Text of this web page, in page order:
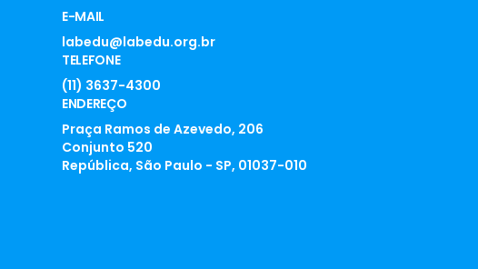
E-MAIL
labedu@labedu.org.br
TELEFONE
(11) 3637-4300
ENDEREÇO
Praça Ramos de Azevedo, 206
Conjunto 520
República, São Paulo - SP, 01037-010